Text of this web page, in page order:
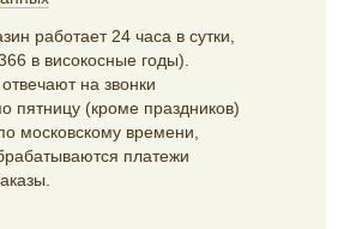
работает 24 часа в сутки,
в високосные годы).
на звонки
пятницу (кроме праздников)
московскому времени,
платежи